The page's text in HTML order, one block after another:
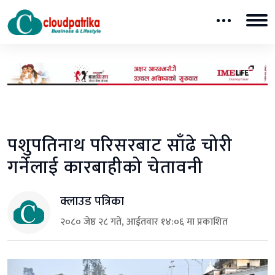
पशुपतिनाथ परिसरबाट साँढे चोरी
गर्नेलाई कारबाहीको चेतावनी
क्लाउड पत्रिका
२०८० जेष्ठ २८ गते, आईतवार १४:०६ मा प्रकाशित